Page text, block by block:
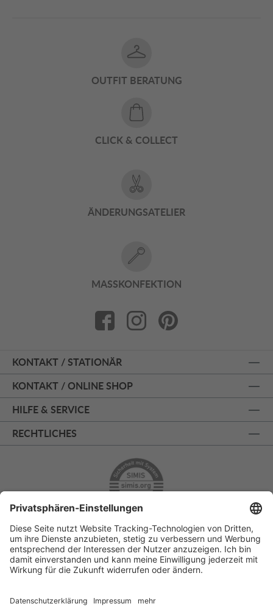
OUTFIT BERATUNG
CLICK & COLLECT
ÄNDERUNGSATELIER
MASSKONFEKTION
KONTAKT / STATIONÄR
KONTAKT / ONLINE SHOP
HILFE & SERVICE
RECHTLICHES
ÜBER 125 JAHRE AM PRINZIPALMARKT
PERSÖNLICHE BERATUNG
KOSTENLOSER RÜCKVERSAND